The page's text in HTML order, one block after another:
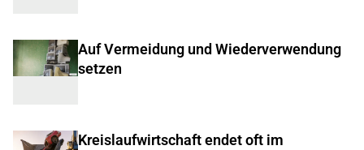
Auf Vermeidung und Wiederverwendung
setzen
Kreislaufwirtschaft endet oft im